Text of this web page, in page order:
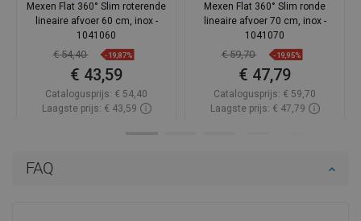
FAQ
Mexen Flat 360° Slim roterende
lineaire afvoer 60 cm, inox -
1041060
€ 54,40 -19,87%
€ 43,59
Catalogusprijs: € 54,40
Laagste prijs: € 43,59
Mexen Flat 360° Slim ronde
lineaire afvoer 70 cm, inox -
1041070
€ 59,70 -19,95%
€ 47,79
Catalogusprijs: € 59,70
Laagste prijs: € 47,79